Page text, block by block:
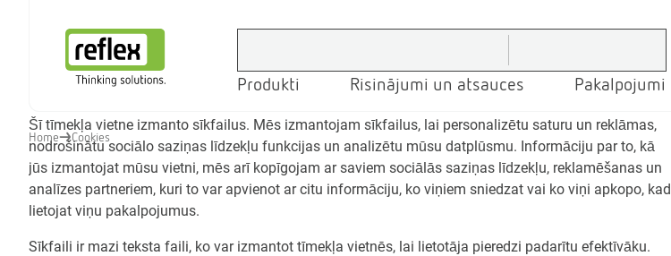
Produkti Risinājumi un atsauces Pakalpojumi
Home Cookies
Šī tīmekļa vietne izmanto sīkfailus. Mēs izmantojam sīkfailus, lai personalizētu saturu un reklāmas,
nodrošinātu sociālo saziņas līdzekļu funkcijas un analizētu mūsu datplūsmu. Informāciju par to, kā
jūs izmantojat mūsu vietni, mēs arī kopīgojam ar saviem sociālās saziņas līdzekļu, reklamēšanas un
analīzes partneriem, kuri to var apvienot ar citu informāciju, ko viņiem sniedzat vai ko viņi apkopo, kad
lietojat viņu pakalpojumus.
Sīkfaili ir mazi teksta faili, ko var izmantot tīmekļa vietnēs, lai lietotāja pieredzi padarītu efektīvāku.